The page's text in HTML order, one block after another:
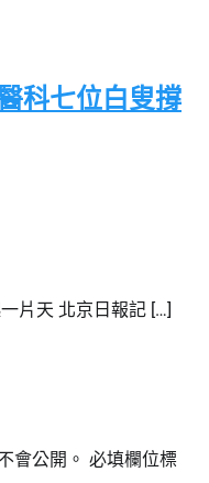
科七位白叟撐
片天 北京日報記 […]
會公開。 必填欄位標